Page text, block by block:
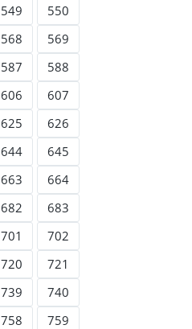
549
550
568
569
587
588
606
607
625
626
644
645
663
664
682
683
701
702
720
721
739
740
758
759